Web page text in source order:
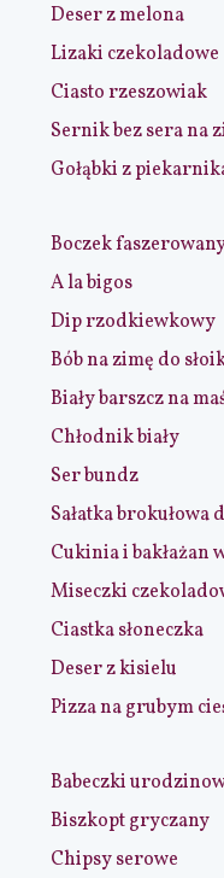
Deser z melona
Lizaki czekoladowe
Ciasto rzeszowiak
Sernik bez sera na
Gołąbki z
Boczek
A la bigos
Dip rzodkiewkowy
Bób na zimę do
Biały barszcz na
Chłodnik biały
Ser bundz
Sałatka brokułowa
Cukinia i bakłażan
Miseczki
Ciastka słoneczka
Deser z kisielu
Pizza na grubym
Babeczki
Biszkopt gryczany
Chipsy serowe